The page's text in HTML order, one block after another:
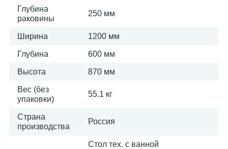
Глубина
раковины
250 мм
Ширина 1200 мм
Глубина 600 мм
Высота 870 мм
Вес (без
упаковки)
55.1 кг
Страна
производства
Россия
Стол тех. с ванной